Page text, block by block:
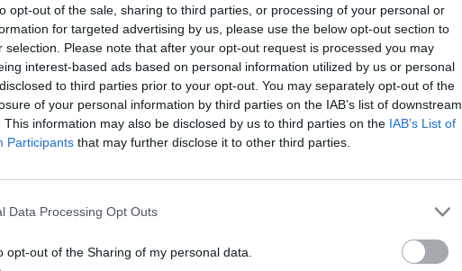
opt-out of the sale, sharing to third parties, or processing of your personal or
for targeted advertising by us, please use the below opt-out section to
selection. Please note that after your opt-out request is processed you may
interest-based ads based on personal information utilized by us or personal
to third parties prior to your opt-out. You may separately opt-out of the
of your personal information by third parties on the IAB’s list of downstream
This information may also be disclosed by us to third parties on the IAB’s List of
Participants that may further disclose it to other third parties.
Data Processing Opt Outs
opt-out of the Sharing of my personal data.
προς Άγιο Νικόλαο από τον Ο.Α.Κ
με προβλήματα υγείας
δηλώσεων